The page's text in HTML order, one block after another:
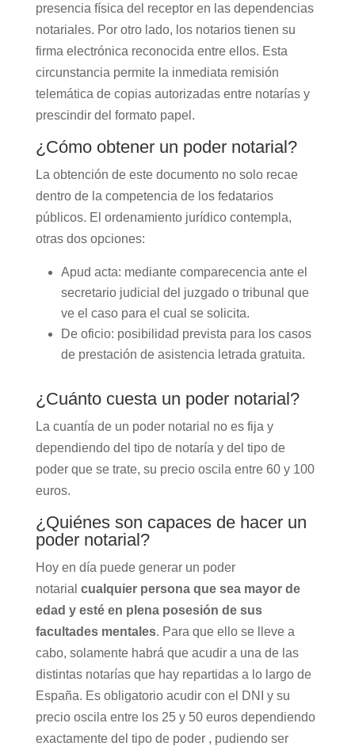
presencia física del receptor en las dependencias
notariales. Por otro lado, los notarios tienen su
firma electrónica reconocida entre ellos. Esta
circunstancia permite la inmediata remisión
telemática de copias autorizadas entre notarías y
prescindir del formato papel.
¿Cómo obtener un poder notarial?
La obtención de este documento no solo recae
dentro de la competencia de los fedatarios
públicos. El ordenamiento jurídico contempla,
otras dos opciones:
Apud acta: mediante comparecencia ante el
secretario judicial del juzgado o tribunal que
ve el caso para el cual se solicita.
De oficio: posibilidad prevista para los casos
de prestación de asistencia letrada gratuita.
¿Cuánto cuesta un poder notarial?
La cuantía de un poder notarial no es fija y
dependiendo del tipo de notaría y del tipo de
poder que se trate, su precio oscila entre 60 y 100
euros.
¿Quiénes son capaces de hacer un
poder notarial?
Hoy en día puede generar un poder
notarial cualquier persona que sea mayor de
edad y esté en plena posesión de sus
facultades mentales. Para que ello se lleve a
cabo, solamente habrá que acudir a una de las
distintas notarías que hay repartidas a lo largo de
España. Es obligatorio acudir con el DNI y su
precio oscila entre los 25 y 50 euros dependiendo
exactamente del tipo de poder , pudiendo ser